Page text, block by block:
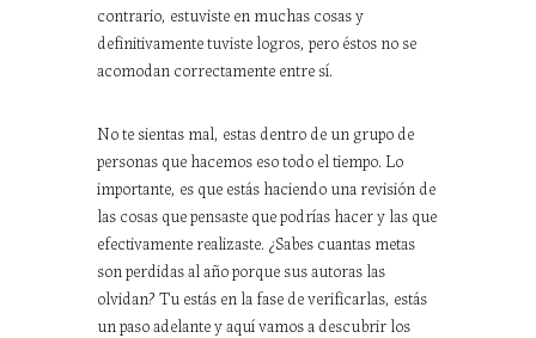
contrario, estuviste en muchas cosas y
definitivamente tuviste logros, pero éstos no se
acomodan correctamente entre sí.
No te sientas mal, estas dentro de un grupo de
personas que hacemos eso todo el tiempo. Lo
importante, es que estás haciendo una revisión de
las cosas que pensaste que podrías hacer y las que
efectivamente realizaste. ¿Sabes cuantas metas
son perdidas al año porque sus autoras las
olvidan? Tu estás en la fase de verificarlas, estás
un paso adelante y aquí vamos a descubrir los